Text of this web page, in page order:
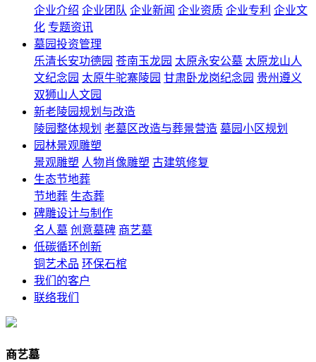
企业介绍 企业团队 企业新闻 企业资质 企业专利 企业文
化 专题资讯
墓园投资管理
乐清长安功德园 苍南玉龙园 太原永安公墓 太原龙山人
文纪念园 太原牛驼寨陵园 甘肃卧龙岗纪念园 贵州遵义
双狮山人文园
新老陵园规划与改造
陵园整体规划 老墓区改造与葬景营造 墓园小区规划
园林景观雕塑
景观雕塑 人物肖像雕塑 古建筑修复
生态节地葬
节地葬 生态葬
碑雕设计与制作
名人墓 创意墓碑 商艺墓
低碳循环创新
铜艺术品 环保石棺
我们的客户
联络我们
商艺墓